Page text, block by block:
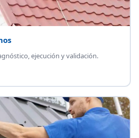
ejecución y validación.